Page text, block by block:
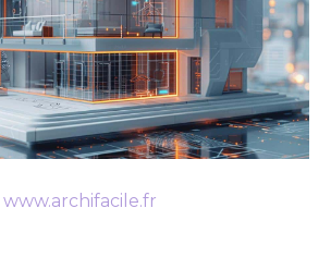
www.archifacile.fr